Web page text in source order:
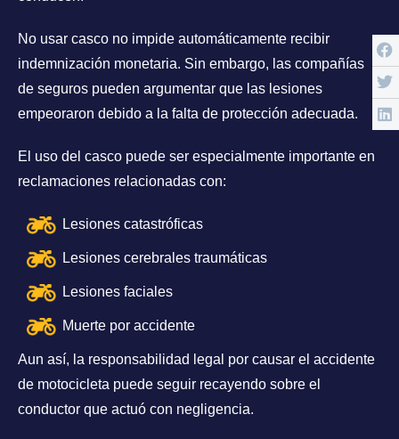
No usar casco no impide automáticamente recibir
indemnización monetaria. Sin embargo, las compañías
de seguros pueden argumentar que las lesiones
empeoraron debido a la falta de protección adecuada.
El uso del casco puede ser especialmente importante en
reclamaciones relacionadas con:
Lesiones catastróficas
Lesiones cerebrales traumáticas
Lesiones faciales
Muerte por accidente
Aun así, la responsabilidad legal por causar el accidente
de motocicleta puede seguir recayendo sobre el
conductor que actuó con negligencia.